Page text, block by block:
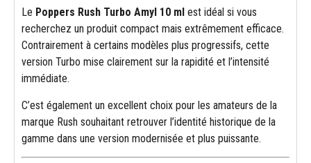
Le Poppers Rush Turbo Amyl 10 ml est idéal si vous
recherchez un produit compact mais extrêmement efficace.
Contrairement à certains modèles plus progressifs, cette
version Turbo mise clairement sur la rapidité et l’intensité
immédiate.
C’est également un excellent choix pour les amateurs de la
marque Rush souhaitant retrouver l’identité historique de la
gamme dans une version modernisée et plus puissante.